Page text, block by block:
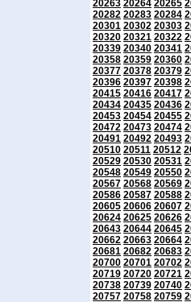
20263 20264 20265
20282 20283 20284
20301 20302 20303
20320 20321 20322
20339 20340 20341
20358 20359 20360
20377 20378 20379
20396 20397 20398
20415 20416 20417
20434 20435 20436
20453 20454 20455
20472 20473 20474
20491 20492 20493
20510 20511 20512
20529 20530 20531
20548 20549 20550
20567 20568 20569
20586 20587 20588
20605 20606 20607
20624 20625 20626
20643 20644 20645
20662 20663 20664
20681 20682 20683
20700 20701 20702
20719 20720 20721
20738 20739 20740
20757 20758 20759